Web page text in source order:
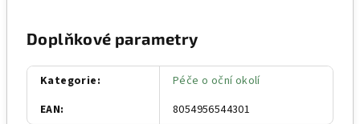
Doplňkové parametry
Kategorie:
Péče o oční okolí
EAN: 8054956544301